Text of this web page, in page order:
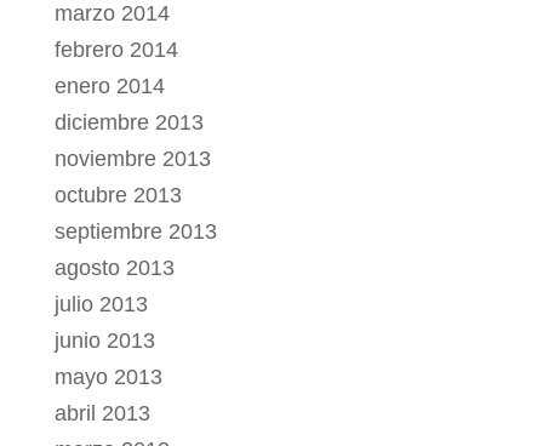
marzo 2014
febrero 2014
enero 2014
diciembre 2013
noviembre 2013
octubre 2013
septiembre 2013
agosto 2013
julio 2013
junio 2013
mayo 2013
abril 2013